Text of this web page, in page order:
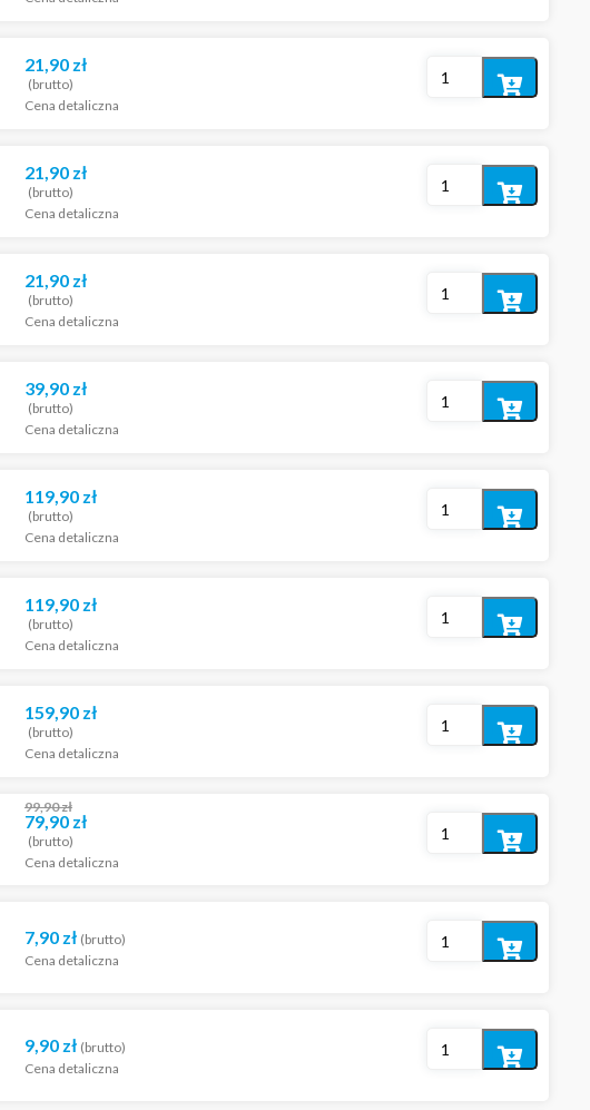
21,90 zł
(brutto)
Cena detaliczna
Dodaj
21,90 zł
(brutto)
Cena detaliczna
Dodaj
21,90 zł
(brutto)
Cena detaliczna
Dodaj
39,90 zł
(brutto)
Cena detaliczna
Dodaj
119,90 zł
(brutto)
Cena detaliczna
Dodaj
119,90 zł
(brutto)
Cena detaliczna
Dodaj
159,90 zł
(brutto)
Cena detaliczna
Dodaj
99,90zł
79,90 zł
(brutto)
Cena detaliczna
Dodaj
7,90 zł (brutto)
Cena detaliczna
Dodaj
9,90 zł (brutto)
Cena detaliczna
Dodaj